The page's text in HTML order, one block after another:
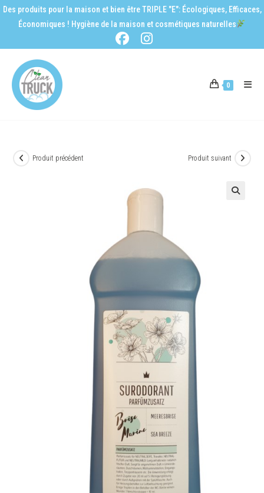
Des produits pour la maison et bien être TRIPLE "E": Écologiques, Efficaces,
Économiques ! Hygiène de la maison et cosmétiques naturelles
0
Produit précédent Produit suivant